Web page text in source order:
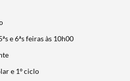
e 6ªs feiras às 10h00
e 1º ciclo